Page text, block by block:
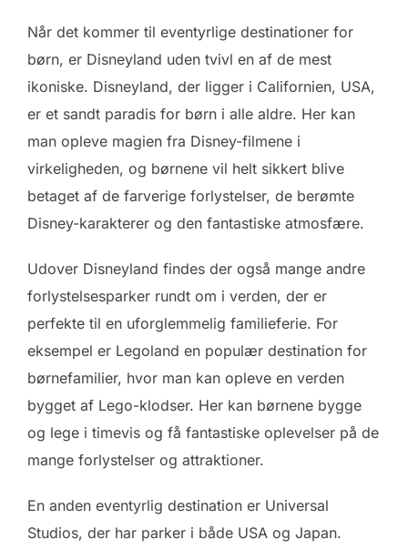
Når det kommer til eventyrlige destinationer for
børn, er Disneyland uden tvivl en af de mest
ikoniske. Disneyland, der ligger i Californien, USA,
er et sandt paradis for børn i alle aldre. Her kan
man opleve magien fra Disney-filmene i
virkeligheden, og børnene vil helt sikkert blive
betaget af de farverige forlystelser, de berømte
Disney-karakterer og den fantastiske atmosfære.
Udover Disneyland findes der også mange andre
forlystelsesparker rundt om i verden, der er
perfekte til en uforglemmelig familieferie. For
eksempel er Legoland en populær destination for
børnefamilier, hvor man kan opleve en verden
bygget af Lego-klodser. Her kan børnene bygge
og lege i timevis og få fantastiske oplevelser på de
mange forlystelser og attraktioner.
En anden eventyrlig destination er Universal
Studios, der har parker i både USA og Japan.